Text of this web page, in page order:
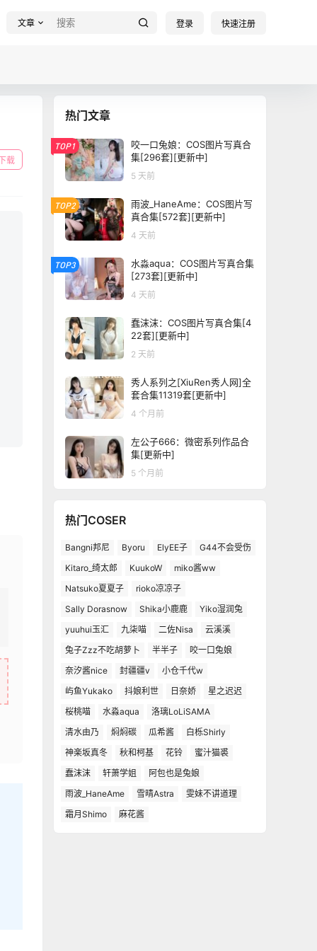
文章 登录 快速注册
载
热门文章
TOP1
咬一口兔娘：COS图片写真合
集[296套][更新中]
5 天前
TOP2
雨波_HaneAme：COS图片写
真合集[572套][更新中]
4 天前
TOP3
水淼aqua：COS图片写真合集
[273套][更新中]
4 天前
蠢沫沫：COS图片写真合集[4
22套][更新中]
2 天前
秀人系列之[XiuRen秀人网]全
套合集11319套[更新中]
4 个月前
左公子666：微密系列作品合
集[更新中]
5 个月前
热门COSER
Bangni邦尼 Byoru ElyEE子
G44不会受伤
Kitaro_绮太郎
KuukoW
miko酱ww
Natsuko夏夏子
rioko凉凉子
Sally Dorasnow
Shika小鹿鹿
Yiko湿润兔
yuuhui玉汇
九柒喵 二佐Nisa
云溪溪
兔子Zzz不吃胡萝卜
半半子
咬一口兔娘
奈汐酱nice
封疆疆v
小仓千代w
屿鱼Yukako
抖娘利世 日奈娇
星之迟迟
桜桃喵
水淼aqua
洛璃LoLiSAMA
清水由乃
焖焖碳 瓜希酱
白栎Shirly
神楽坂真冬
秋和柯基 花铃
蜜汁猫裘
蠢沫沫
轩萧学姐
阿包也是兔娘
雨波_HaneAme
雪晴Astra
雯妹不讲道理
霜月Shimo
麻花酱